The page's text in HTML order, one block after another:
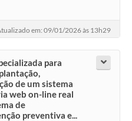
em: 09/01/2026 às 13h29
para
de um sistema
web on-line real
de
preventiva e...